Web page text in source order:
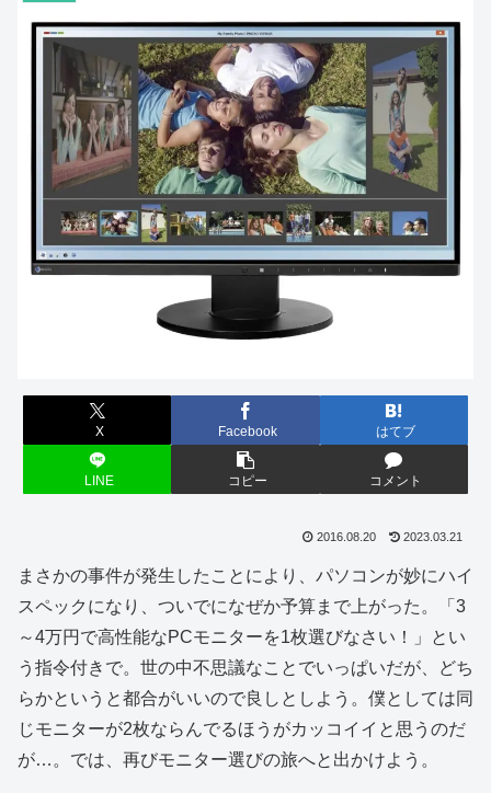
X Facebook はてブ
LINE コピー コメント
2016.08.20 2023.03.21
まさかの事件が発生したことにより、パソコンが妙にハイ
スペックになり、ついでになぜか予算まで上がった。「3
～4万円で高性能なPCモニターを1枚選びなさい！」とい
う指令付きで。世の中不思議なことでいっぱいだが、どち
らかというと都合がいいので良しとしよう。僕としては同
じモニターが2枚ならんでるほうがカッコイイと思うのだ
が…。では、再びモニター選びの旅へと出かけよう。